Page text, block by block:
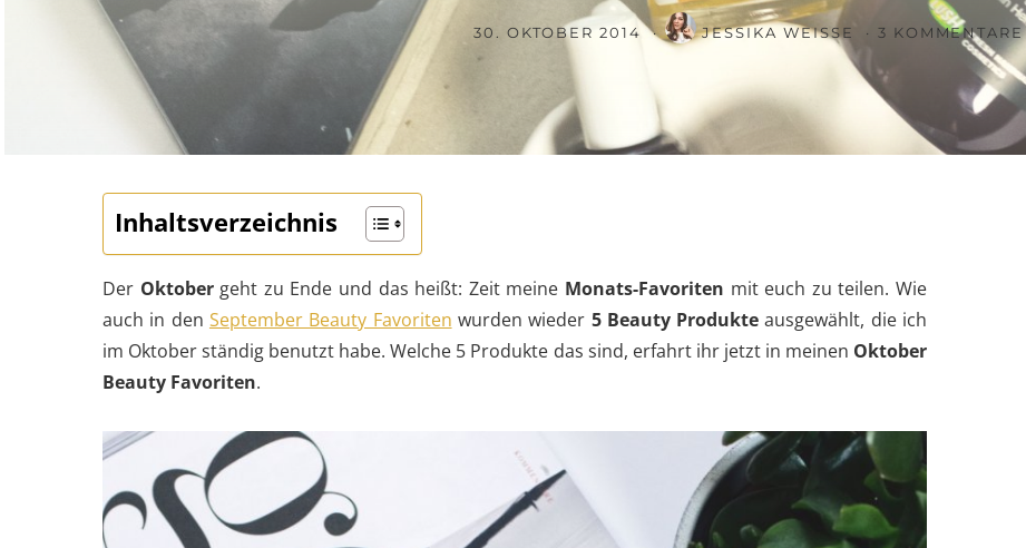
30. OKTOBER 2014 JESSIKA WEISSE 3 KOMMENTARE
Inhaltsverzeichnis
Der Oktobergeht zu Ende und das heißt: Zeit meine Monats-Favoriten mit euch zu teilen. Wie
auch in den September Beauty Favoriten wurden wieder 5 Beauty Produkte ausgewählt, die ich
im Oktober ständig benutzt habe. Welche 5 Produkte das sind, erfahrt ihr jetzt in meinen Oktober
Beauty Favoriten.